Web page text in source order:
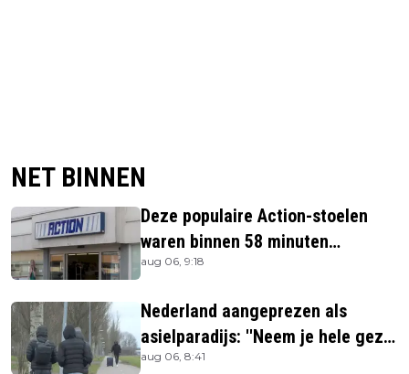
NET BINNEN
Deze populaire Action-stoelen
waren binnen 58 minuten
uitverkocht en zijn vandaag weer
aug 06, 9:18
Nederland aangeprezen als
asielparadijs: ''Neem je hele gezin
mee''
aug 06, 8:41